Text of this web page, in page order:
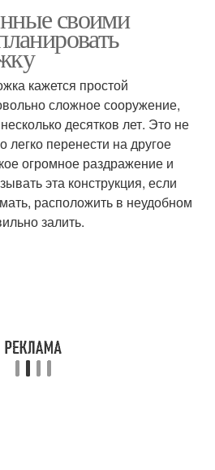
Садовые дорожки
Требования к дорожкам
своими
кажется простой
сложное сооружение,
десятков лет. Это не
легко перенести на другое
огромное раздражение и
эта конструкция, если
расположить в неудобном
залить.